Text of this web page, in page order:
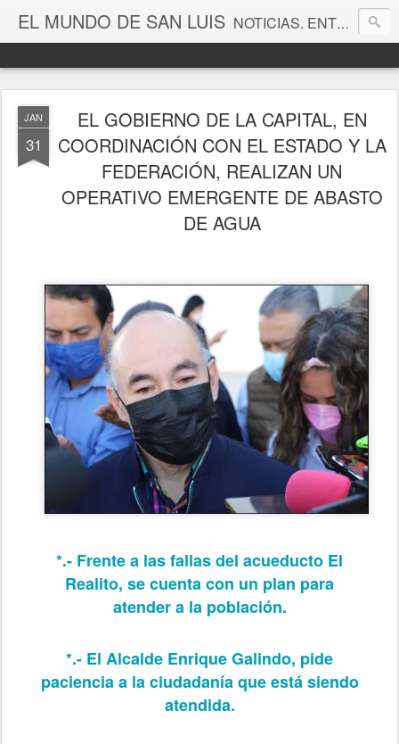
EL MUNDO DE SAN LUIS NOTICIAS. ENTRETENIMIENTO. EDITORIALES. CANAL DE VÍDEOS. GALERÍA DE FOTOGRAFÍAS.
JAN
31
EL GOBIERNO DE LA CAPITAL, EN
COORDINACIÓN CON EL ESTADO Y LA
FEDERACIÓN, REALIZAN UN
OPERATIVO EMERGENTE DE ABASTO
DE AGUA
*.- Frente a las fallas del acueducto El
Realito, se cuenta con un plan para
atender a la población.
*.- El Alcalde Enrique Galindo, pide
paciencia a la ciudadanía que está siendo
atendida.